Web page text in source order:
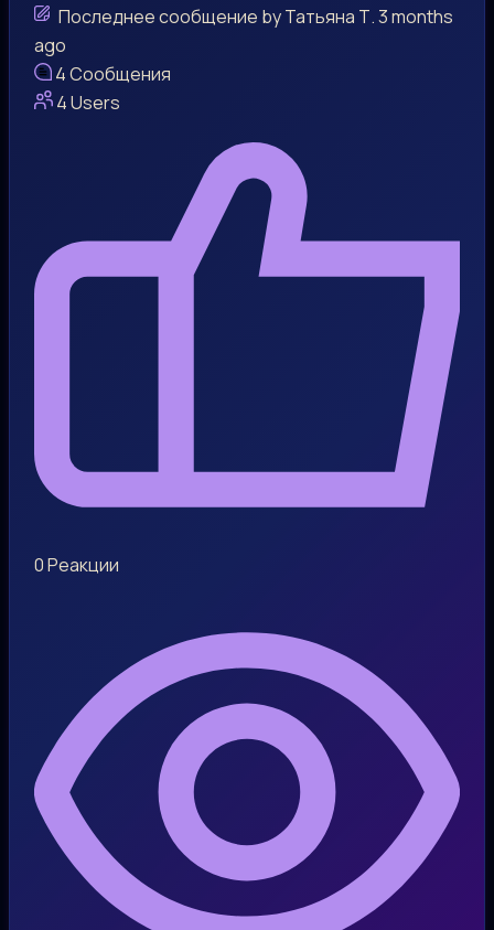
Последнее сообщение byТатьяна Т.3 months
ago
4Сообщения
4Users
0Реакции